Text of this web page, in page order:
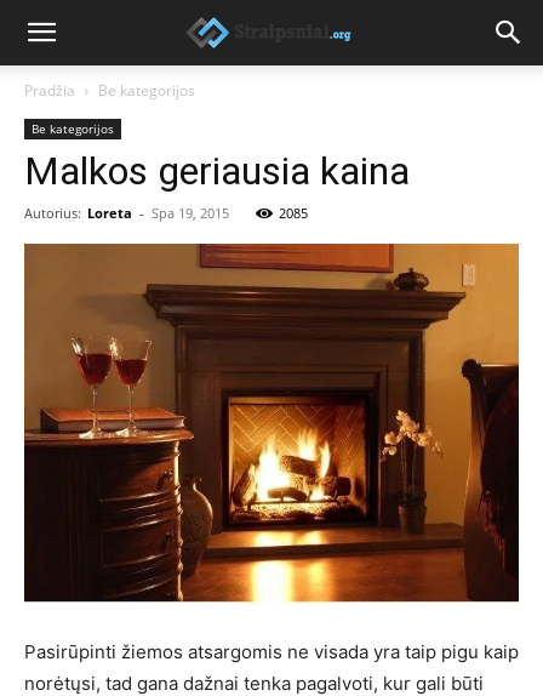
Pradžia Be kategorijos
Be kategorijos
Malkos geriausia kaina
Autorius: Loreta - Spa 19, 2015 2085
Pasirūpinti žiemos atsargomis ne visada yra taip pigu kaip
norėtųsi, tad gana dažnai tenka pagalvoti, kur gali būti